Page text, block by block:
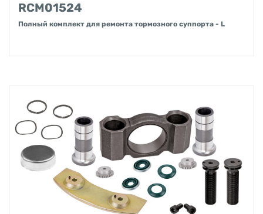
RCM01524
Полный комплект для ремонта тормозного суппорта - L